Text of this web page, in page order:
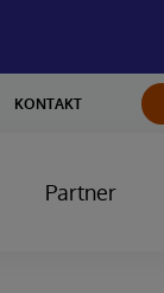
KONTAKT
Partner